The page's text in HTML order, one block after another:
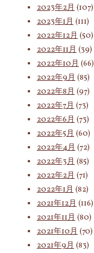
2023年2月 (107)
2023年1月 (111)
2022年12月 (50)
2022年11月 (39)
2022年10月 (66)
2022年9月 (85)
2022年8月 (97)
2022年7月 (73)
2022年6月 (73)
2022年5月 (60)
2022年4月 (72)
2022年3月 (85)
2022年2月 (71)
2022年1月 (82)
2021年12月 (116)
2021年11月 (80)
2021年10月 (70)
2021年9月 (83)